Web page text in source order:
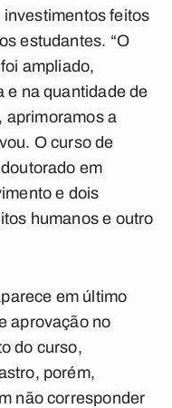
feitos
estudantes. “O
ampliado,
e na quantidade de
aprimoramos a
O curso de
em
e dois
humanos e outro
em último
aprovação no
do curso,
porém,
não corresponder